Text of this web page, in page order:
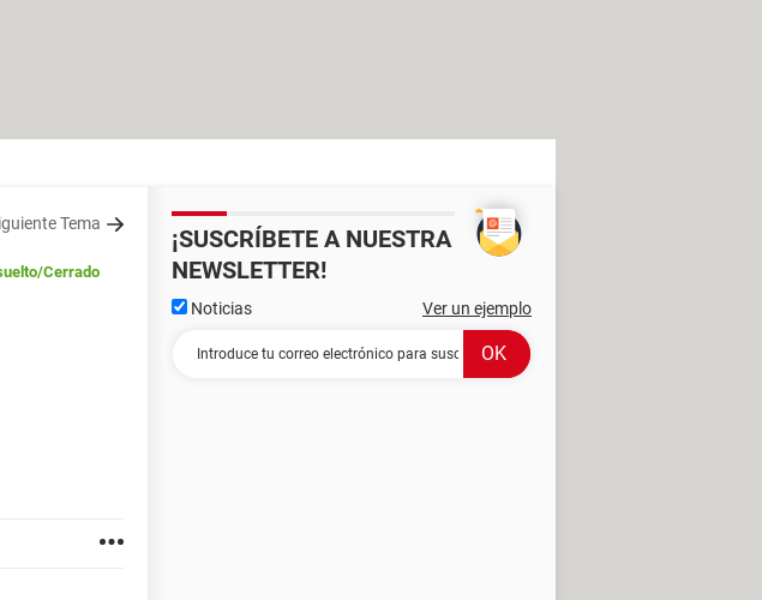
Tema
/Cerrado
¡SUSCRÍBETE A NUESTRA
NEWSLETTER!
Noticias Ver un ejemplo